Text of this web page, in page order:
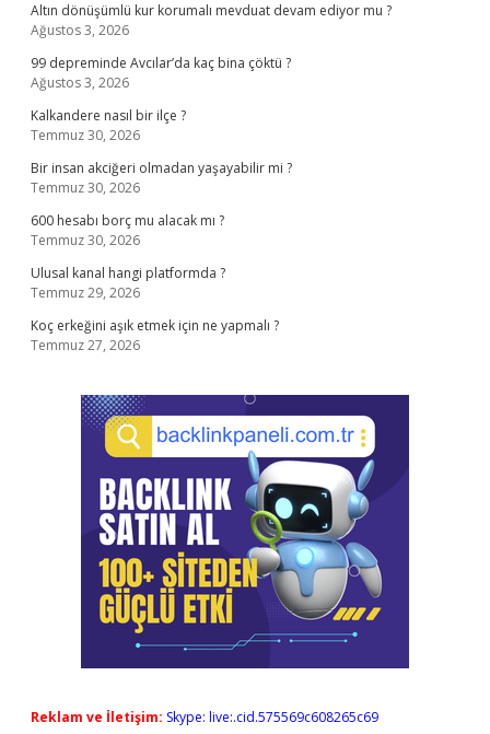
Altın dönüşümlü kur korumalı mevduat devam ediyor mu ?
Ağustos 3, 2026
99 depreminde Avcılar’da kaç bina çöktü ?
Ağustos 3, 2026
Kalkandere nasıl bir ilçe ?
Temmuz 30, 2026
Bir insan akciğeri olmadan yaşayabilir mi ?
Temmuz 30, 2026
600 hesabı borç mu alacak mı ?
Temmuz 30, 2026
Ulusal kanal hangi platformda ?
Temmuz 29, 2026
Koç erkeğini aşık etmek için ne yapmalı ?
Temmuz 27, 2026
Reklam ve İletişim: Skype: live:.cid.575569c608265c69